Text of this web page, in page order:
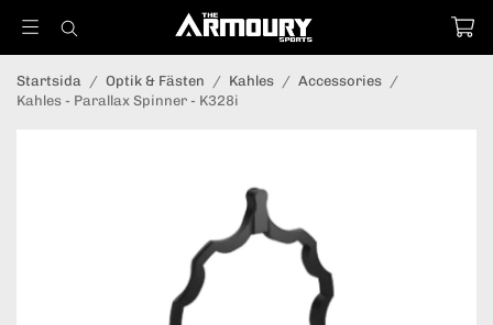
Startsida / Optik & Fästen / Kahles / Accessories /
Kahles - Parallax Spinner - K328i